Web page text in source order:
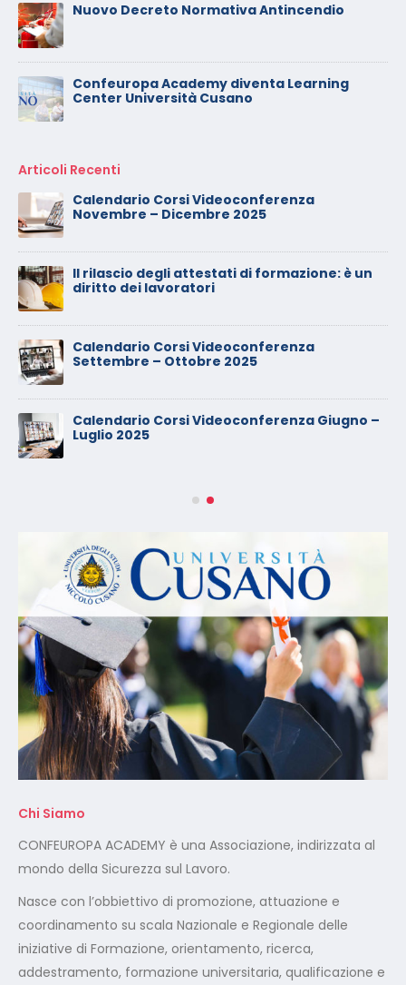
Nuovo Decreto Normativa Antincendio
Confeuropa Academy diventa Learning
Center Università Cusano
Articoli Recenti
Calendario Corsi Videoconferenza
Novembre – Dicembre 2025
Il rilascio degli attestati di formazione: è un
diritto dei lavoratori
Calendario Corsi Videoconferenza
Settembre – Ottobre 2025
Calendario Corsi Videoconferenza Giugno –
Luglio 2025
Chi Siamo
CONFEUROPA ACADEMY è una Associazione, indirizzata al
mondo della Sicurezza sul Lavoro.
Nasce con l’obbiettivo di promozione, attuazione e
coordinamento su scala Nazionale e Regionale delle
iniziative di Formazione, orientamento, ricerca,
addestramento, formazione universitaria, qualificazione e